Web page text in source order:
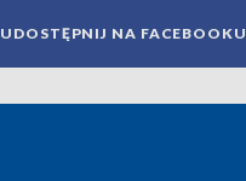
UDOSTĘPNIJ NA FACEBOOKU